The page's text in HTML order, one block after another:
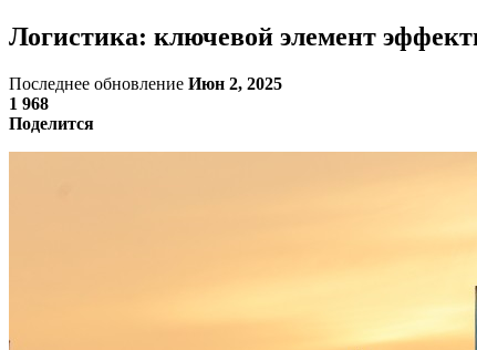
Логистика: ключевой элемент
Последнее обновление Июн 2, 2025
1 968
Поделится